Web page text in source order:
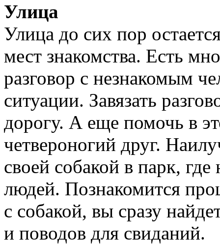
Улица
Улица до сих пор
мест знакомства. Есть
разговор с незнакомым
ситуации. Завязать
дорогу. А еще помочь в
четвероногий друг.
своей собакой в парк,
людей. Познакомится
с собакой, вы сразу
и поводов для свиданий.